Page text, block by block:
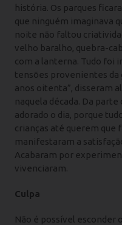
história. Os parques
que ninguém imaginava
noite não faltou
velho baralho, quebra-
com a lanterna. Tudo foi
tensões provenientes da
anos oitenta”, disseram
naquela década. Da
adorado o dia, porque
crianças até querem que
manifestaram a
Acabaram por
vivenciaram.
Culpa
Não é possível esconder